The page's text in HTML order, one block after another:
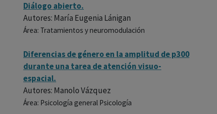
Diálogo abierto.
Autores: María Eugenia Lánigan
Área: Tratamientos y neuromodulación
Diferencias de género en la amplitud de p300
durante una tarea de atención visuo-
espacial.
Autores: Manolo Vázquez
Área: Psicología general Psicología